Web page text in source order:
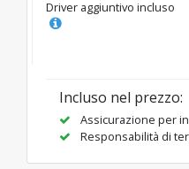
Driver aggiuntivo incluso
Incluso nel prezzo:
Assicurazione per
Responsabilità di